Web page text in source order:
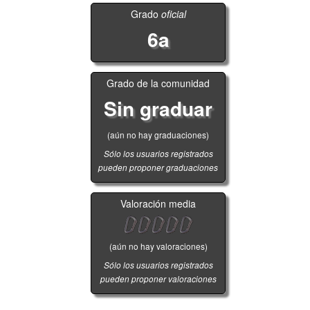
Grado oficial
6a
Grado de la comunidad
Sin graduar
(aún no hay graduaciones)
Sólo los usuarios registrados
pueden proponer graduaciones
Valoración media
(aún no hay valoraciones)
Sólo los usuarios registrados
pueden proponer valoraciones